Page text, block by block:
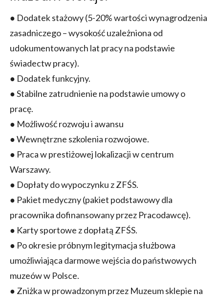
● Dodatek stażowy (5-20% wartości wynagrodzenia
zasadniczego – wysokość uzależniona od
udokumentowanych lat pracy na podstawie
świadectw pracy).
● Dodatek funkcyjny.
● Stabilne zatrudnienie na podstawie umowy o
pracę.
● Możliwość rozwoju i awansu
● Wewnętrzne szkolenia rozwojowe.
● Praca w prestiżowej lokalizacji w centrum
Warszawy.
● Dopłaty do wypoczynku z ZFŚS.
● Pakiet medyczny (pakiet podstawowy dla
pracownika dofinansowany przez Pracodawcę).
● Karty sportowe z dopłatą ZFŚS.
● Po okresie próbnym legitymacja służbowa
umożliwiająca darmowe wejścia do państwowych
muzeów w Polsce.
● Zniżka w prowadzonym przez Muzeum sklepie na